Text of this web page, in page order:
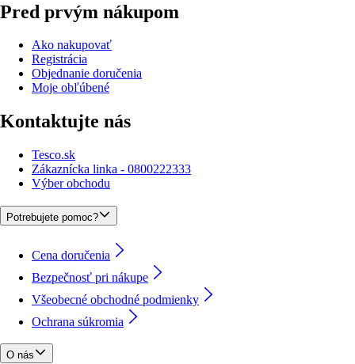
Pred prvým nákupom
Ako nakupovať
Registrácia
Objednanie doručenia
Moje obľúbené
Kontaktujte nás
Tesco.sk
Zákaznícka linka - 0800222333
Výber obchodu
Potrebujete pomoc?
Cena doručenia
Bezpečnosť pri nákupe
Všeobecné obchodné podmienky
Ochrana súkromia
O nás